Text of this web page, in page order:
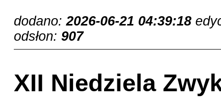
dodano:2026-06-21 04:39:18
odsłon: 907
XII Niedziela